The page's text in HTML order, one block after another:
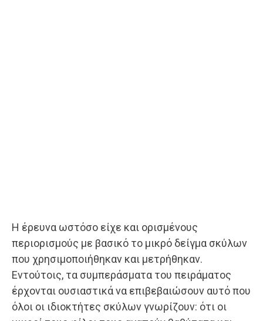
Η έρευνα ωστόσο είχε και ορισμένους
περιορισμούς με βασικό το μικρό δείγμα σκύλων
που χρησιμοποιήθηκαν και μετρήθηκαν.
Εντούτοις, τα συμπεράσματα του πειράματος
έρχονται ουσιαστικά να επιβεβαιώσουν αυτό που
όλοι οι ιδιοκτήτες σκύλων γνωρίζουν: ότι οι